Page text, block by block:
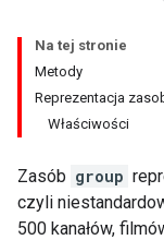
Na tej stronie
Metody
Reprezentacja
Właściwości
Zasób group
czyli
500 kanałów,